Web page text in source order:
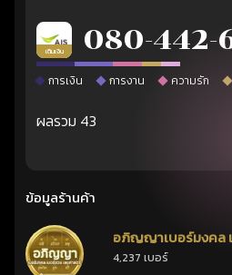
เติมเงิน 080-442-
การเงิน การงาน ความรัก
ผลรวม 43
ข้อมูลร้านค้า
อภิญญาเบอร์มงคล
เลขศาสตร์
4,237 เบอร์